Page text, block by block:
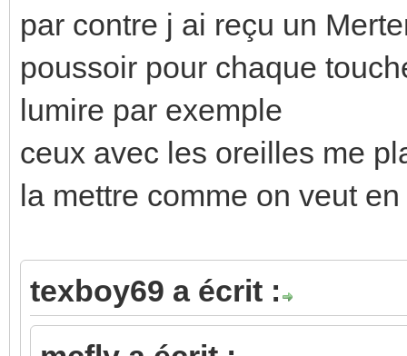
par contre j ai reçu un
poussoir pour chaque
lumire par exemple
ceux avec les oreilles me
la mettre comme on veut
texboy69 a écrit :